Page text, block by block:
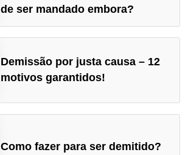
de ser mandado embora?
Demissão por justa causa – 12
motivos garantidos!
Como fazer para ser demitido?